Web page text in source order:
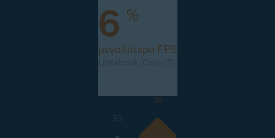
6 %
μεγαλύτερο FPS
33
36